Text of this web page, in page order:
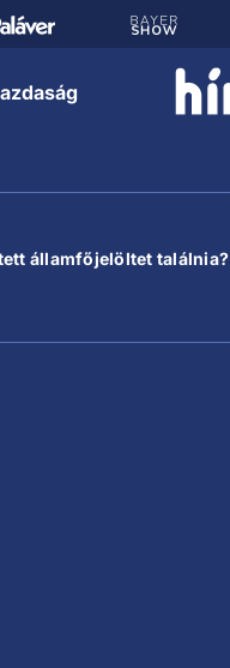
államfőjelöltet találnia?